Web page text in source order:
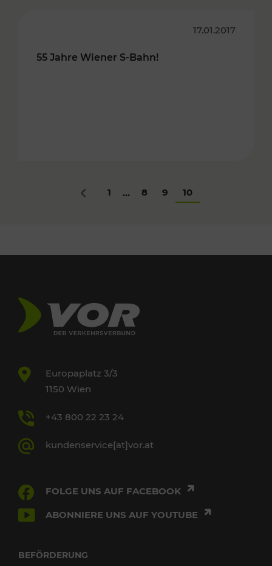
17.01.2017
55 Jahre Wiener S-Bahn!
Zurück
1 ... 8 9 10
Europaplatz 3/3
1150 Wien
+43 800 22 23 24
kundenservice[at]vor.at
FOLGE UNS AUF FACEBOOK
ABONNIERE UNS AUF YOUTUBE
BEFÖRDERUNG